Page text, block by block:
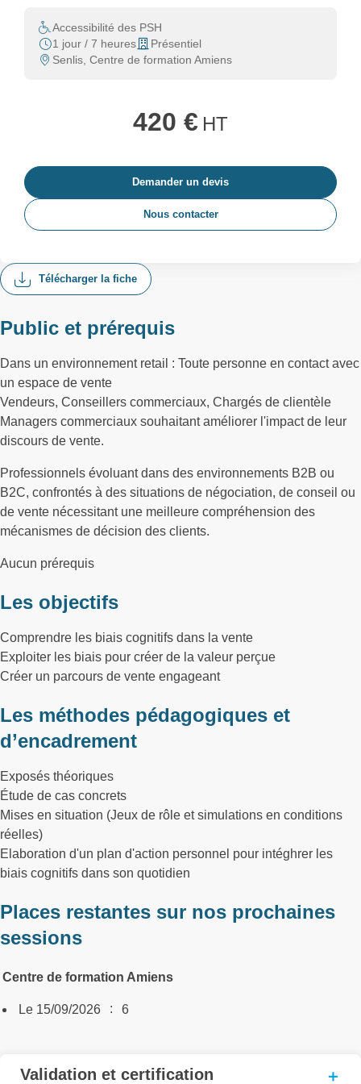
Télécharger la fiche
Public et prérequis
Dans un environnement retail : Toute personne en contact avec
un espace de vente
Vendeurs, Conseillers commerciaux, Chargés de clientèle
Managers commerciaux souhaitant améliorer l'impact de leur
discours de vente.
Professionnels évoluant dans des environnements B2B ou
B2C, confrontés à des situations de négociation, de conseil ou
de vente nécessitant une meilleure compréhension des
mécanismes de décision des clients.
Aucun prérequis
Les objectifs
Comprendre les biais cognitifs dans la vente
Exploiter les biais pour créer de la valeur perçue
Créer un parcours de vente engageant
Les méthodes pédagogiques et
d’encadrement
Exposés théoriques
Étude de cas concrets
Mises en situation (Jeux de rôle et simulations en conditions
réelles)
Elaboration d'un plan d'action personnel pour intéghrer les
biais cognitifs dans son quotidien
Places restantes sur nos prochaines
sessions
Centre de formation Amiens
Le 15/09/2026 : 6
Validation et certification
Accessibilité des PSH
1 jour / 7 heures
Présentiel
Senlis, Centre de formation Amiens
420 € HT
Demander un devis
Nous contacter